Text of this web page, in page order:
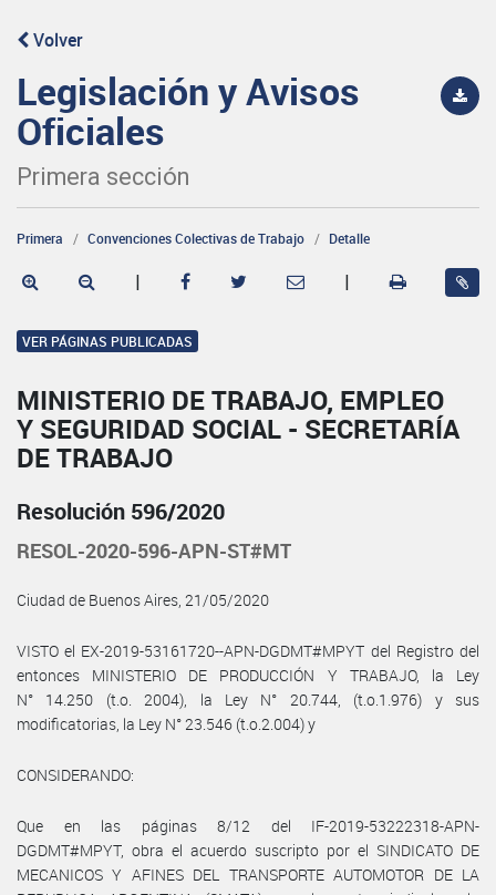
Volver
Legislación y Avisos
Oficiales
Primera sección
Primera Convenciones Colectivas de Trabajo Detalle
| |
VER PÁGINAS PUBLICADAS
MINISTERIO DE TRABAJO, EMPLEO
Y SEGURIDAD SOCIAL - SECRETARÍA
DE TRABAJO
Resolución 596/2020
RESOL-2020-596-APN-ST#MT
Ciudad de Buenos Aires, 21/05/2020
VISTO el EX-2019-53161720--APN-DGDMT#MPYT del Registro del
entonces MINISTERIO DE PRODUCCIÓN Y TRABAJO, la Ley
N° 14.250 (t.o. 2004), la Ley N° 20.744, (t.o.1.976) y sus
modificatorias, la Ley N° 23.546 (t.o.2.004) y
CONSIDERANDO:
Que en las páginas 8/12 del IF-2019-53222318-APN-
DGDMT#MPYT, obra el acuerdo suscripto por el SINDICATO DE
MECANICOS Y AFINES DEL TRANSPORTE AUTOMOTOR DE LA